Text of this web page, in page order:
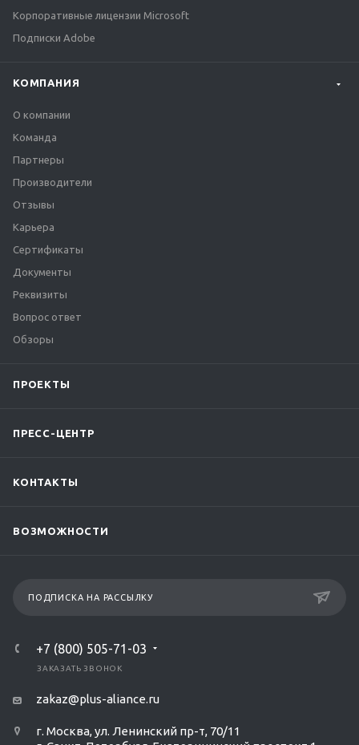
Корпоративные лицензии Microsoft
Подписки Adobe
КОМПАНИЯ
О компании
Команда
Партнеры
Производители
Отзывы
Карьера
Сертификаты
Документы
Реквизиты
Вопрос ответ
Обзоры
ПРОЕКТЫ
ПРЕСС-ЦЕНТР
КОНТАКТЫ
ВОЗМОЖНОСТИ
ПОДПИСКА НА РАССЫЛКУ
+7 (800) 505-71-03
ЗАКАЗАТЬ ЗВОНОК
zakaz@plus-aliance.ru
г. Москва, ул. Ленинский пр-т, 70/11